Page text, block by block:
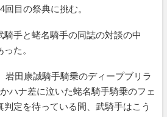
目の祭典に挑む。
手と蛯名騎手の同誌の対談の中
た。
田康誠騎手騎乗のディープブリラ
ハナ差に泣いた蛯名騎手騎乗のフェ
判定を待っている間、武騎手はこう